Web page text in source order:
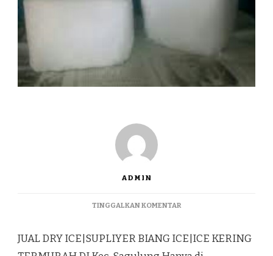
ADMIN
TINGGALKAN KOMENTARPADA
ICE|SUPLIYER
BIANG
JUAL DRY ICE|SUPLIYER BIANG ICE|ICE KERING